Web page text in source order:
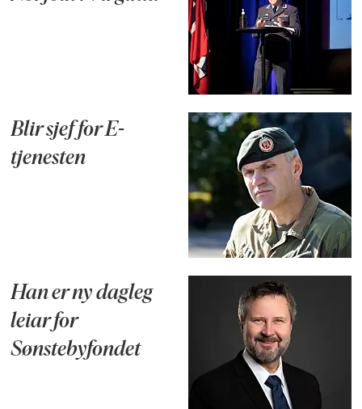
Blir sjef for E-
tjenesten
Han er ny dagleg
leiar for
Sønstebyfondet